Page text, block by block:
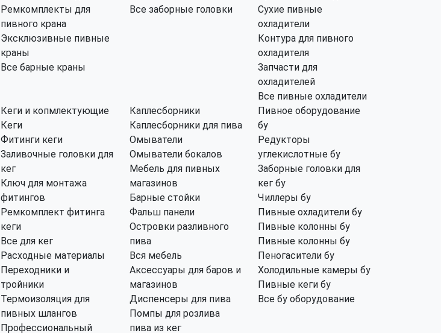
Ремкомплекты для
пивного крана
Эксклюзивные пивные
краны
Все барные краны
Все заборные головки
Сухие пивные
охладители
Контура для пивного
охладителя
Запчасти для
охладителей
Все пивные охладители
Кеги и копмлектующие
Кеги
Фитинги кеги
Заливочные головки для
кег
Ключ для монтажа
фитингов
Ремкомплект фитинга
кеги
Все для кег
Расходные материалы
Переходники и
тройники
Термоизоляция для
пивных шлангов
Профессиональный
Каплесборники
Каплесборники для пива
Омыватели
Омыватели бокалов
Мебель для пивных
магазинов
Барные стойки
Фальш панели
Островки разливного
пива
Вся мебель
Аксессуары для баров и
магазинов
Диспенсеры для пива
Помпы для розлива
пива из кег
Пивное оборудование
бу
Редукторы
углекислотные бу
Заборные головки для
кег бу
Чиллеры бу
Пивные охладители бу
Пивные колонны бу
Пивные колонны бу
Пеногасители бу
Холодильные камеры бу
Пивные кеги бу
Все бу оборудование